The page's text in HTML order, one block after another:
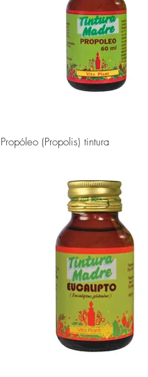
Vista rápida
Propóleo (Propolis) tintura